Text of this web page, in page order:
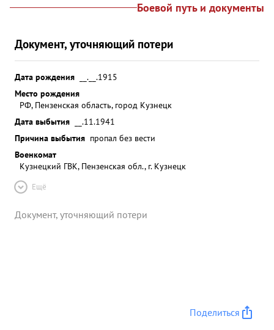
Боевой путь и документы
Документ, уточняющий потери
Дата рождения
__.__.1915
Место рождения
РФ, Пензенская область, город Кузнецк
Дата выбытия
__.11.1941
Причина выбытия пропал без вести
Военкомат
Кузнецкий ГВК, Пензенская обл., г. Кузнецк
Ещё
Документ, уточняющий потери
Поделиться